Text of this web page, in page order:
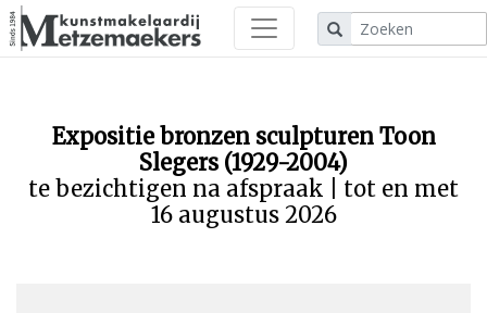
Expositie bronzen sculpturen Toon
Slegers (1929-2004)
te bezichtigen na afspraak | tot en met
16 augustus 2026